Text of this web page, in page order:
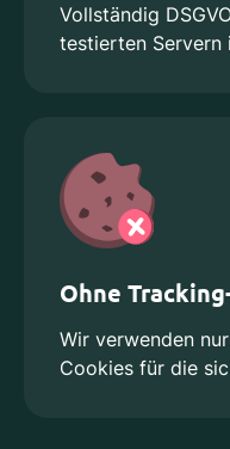
Vollständig
testierten Servern
Ohne
Wir verwenden
Cookies für die